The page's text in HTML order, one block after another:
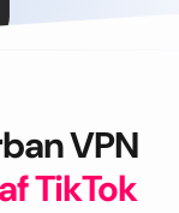
VPN
TikTok